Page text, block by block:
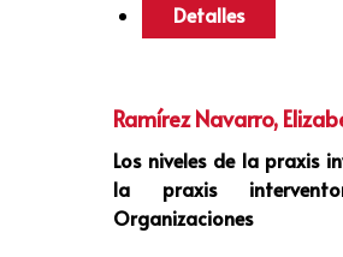
Detalles
Ramírez Navarro,
Los niveles de la praxis
la praxis
Organizaciones